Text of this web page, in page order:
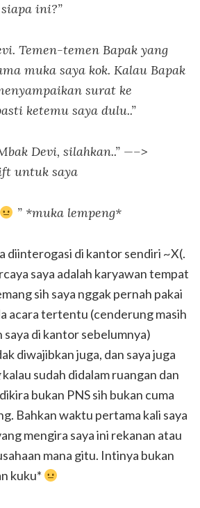
ini?”
Temen-temen Bapak yang
muka saya kok. Kalau Bapak
surat ke
ketemu saya dulu..”
Devi, silahkan..” —–>
untuk saya
” *muka lempeng*
diinterogasi di kantor sendiri ~X(.
saya adalah karyawan tempat
sih saya nggak pernah pakai
acara tertentu (cenderung masih
di kantor sebelumnya)
diwajibkan juga, dan saya juga
kalau sudah didalam ruangan dan
bukan PNS sih bukan cuma
Bahkan waktu pertama kali saya
mengira saya ini rekanan atau
mana gitu. Intinya bukan
kuku*